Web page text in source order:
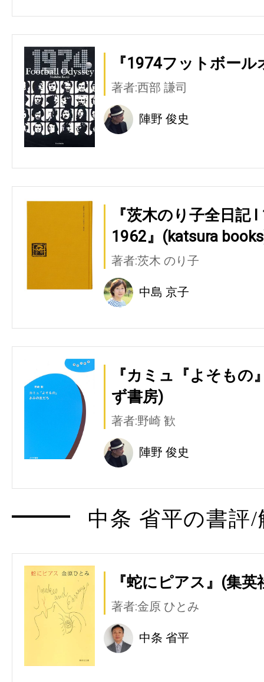
『1974フットボー
著者:西部 謙司
陣野 俊史
『茨木のり子全日記
1962』(katsura
著者:茨木 のり子
中島 京子
『カミュ『よそも
ず書房)
著者:野崎 歓
陣野 俊史
中条 省平の書評
『蛇にピアス』(集英
著者:金原 ひとみ
中条 省平